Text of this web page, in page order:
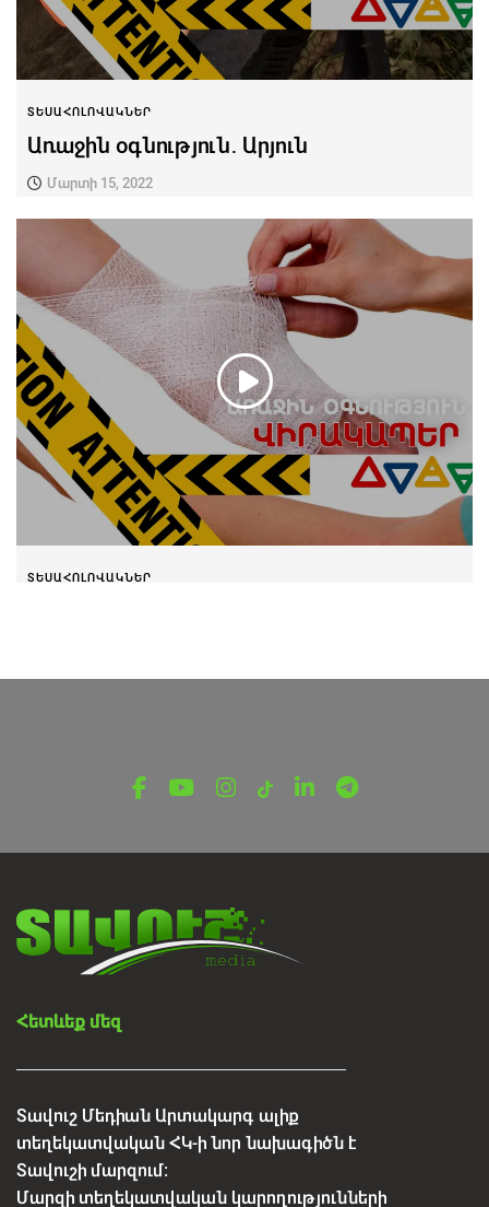
ՏԵՍԱՀՈԼՈՎԱԿՆԵՐ
Առաջին օգնություն․ Արյուն
Մարտի 15, 2022
ՏԵՍԱՀՈԼՈՎԱԿՆԵՐ
Հետևեք մեզ
Տավուշ Մեդիան Արտակարգ ալիք
տեղեկատվական ՀԿ-ի նոր նախագիծն է
Տավուշի մարզում:
Մարզի տեղեկատվական կարողությունների